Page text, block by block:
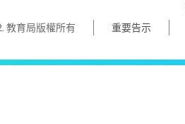
教育局版權所有
重要告示